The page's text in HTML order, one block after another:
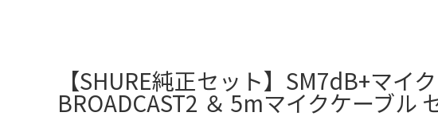
【SHURE純正セット】SM7dB+マ
BROADCAST2 ＆ 5mマイクケーブル